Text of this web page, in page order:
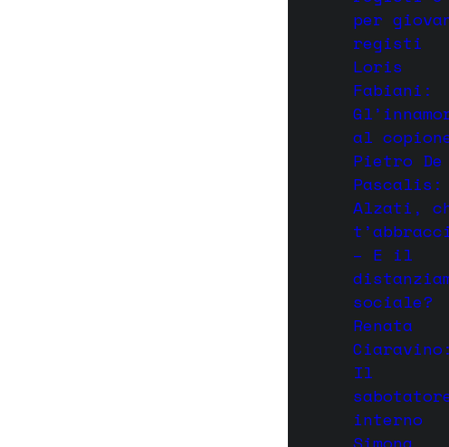
per
registi
Loris
Fabiani:
al
Pietro De
Pascalis:
Alzati,
– E il
sociale?
Renata
Il
interno